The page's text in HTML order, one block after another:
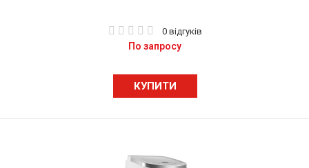
0 відгуків
По запросу
КУПИТИ